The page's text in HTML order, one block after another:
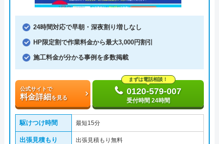
24時間対応で早朝・深夜割り増しなし
HP限定割で作業料金から最大3,000円割引
施工料金が分かる事例を多数掲載
公式サイトで
料金詳細を見る
まずは電話相談！
0120-579-007
受付時間 24時間
駆けつけ時間 最短15分
出張見積もり 出張見積もり無料